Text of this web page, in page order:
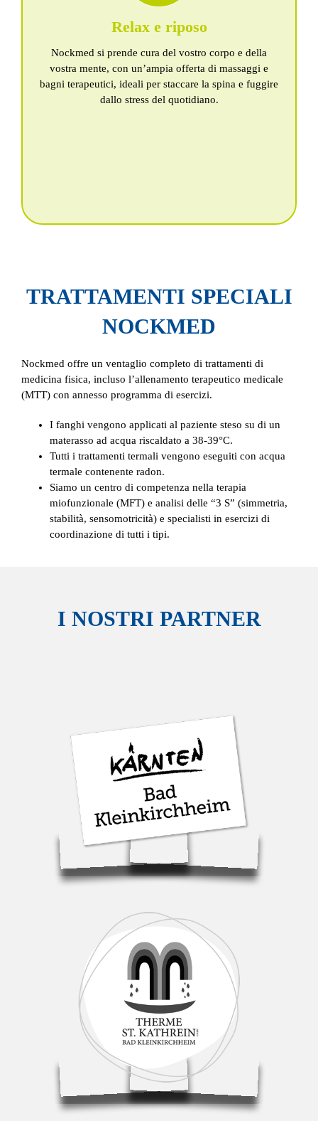
Relax e riposo
Nockmed si prende cura del vostro corpo e della
vostra mente, con un’ampia offerta di massaggi e
bagni terapeutici, ideali per staccare la spina e fuggire
dallo stress del quotidiano.
massaggio Breuss
rilassamento progressivo muscolare di Jacobson
massaggi
TRATTAMENTI SPECIALI
NOCKMED
Nockmed offre un ventaglio completo di trattamenti di
medicina fisica, incluso l’allenamento terapeutico medicale
(MTT) con annesso programma di esercizi.
I fanghi vengono applicati al paziente steso su di un
materasso ad acqua riscaldato a 38-39°C.
Tutti i trattamenti termali vengono eseguiti con acqua
termale contenente radon.
Siamo un centro di competenza nella terapia
miofunzionale (MFT) e analisi delle “3 S” (simmetria,
stabilità, sensomotricità) e specialisti in esercizi di
coordinazione di tutti i tipi.
I NOSTRI PARTNER